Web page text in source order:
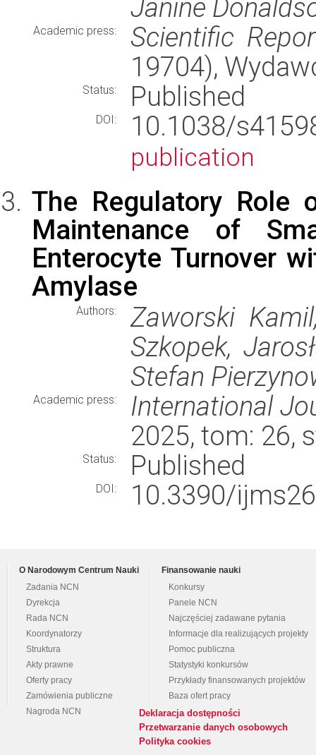
Janine
Academic press:
Scientific
19704),
Status: Published
DOI: 10.1038/
publication
The Regulatory Role
Maintenance of
Enterocyte Turnover
Amylase
Authors:
Zaworski
Szkopek,
Stefan
Academic press:
International
2025, tom: 26,
Status: Published
DOI: 10.3390/
O Narodowym Centrum Nauki
Zadania NCN
Dyrekcja
Rada NCN
Koordynatorzy
Struktura
Akty prawne
Oferty pracy
Zamówienia publiczne
Nagroda NCN
Finansowanie nauki
Konkursy
Panele NCN
Najczęściej zadawane pytania
Informacje dla realizujących projekty
Pomoc publiczna
Statystyki konkursów
Przykłady finansowanych projektów
Baza ofert pracy
Deklaracja dostępności
Przetwarzanie danych osobowych
Polityka cookies